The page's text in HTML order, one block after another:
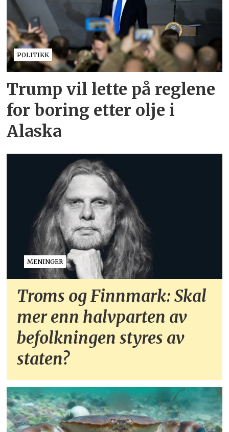
POLITIKK
Trump vil lette på reglene
for boring etter olje i
Alaska
MENINGER
Troms og Finnmark: Skal
mer enn halvparten av
befolkningen styres av
staten?